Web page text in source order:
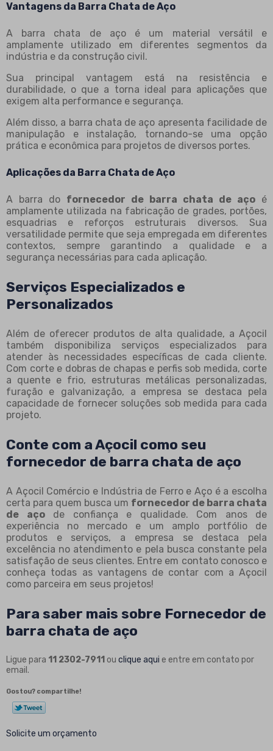
Vantagens da Barra Chata de Aço
A barra chata de aço é um material versátil e
amplamente utilizado em diferentes segmentos da
indústria e da construção civil.
Sua principal vantagem está na resistência e
durabilidade, o que a torna ideal para aplicações que
exigem alta performance e segurança.
Além disso, a barra chata de aço apresenta facilidade de
manipulação e instalação, tornando-se uma opção
prática e econômica para projetos de diversos portes.
Aplicações da Barra Chata de Aço
A barra do fornecedor de barra chata de aço é
amplamente utilizada na fabricação de grades, portões,
esquadrias e reforços estruturais diversos. Sua
versatilidade permite que seja empregada em diferentes
contextos, sempre garantindo a qualidade e a
segurança necessárias para cada aplicação.
Serviços Especializados e
Personalizados
Além de oferecer produtos de alta qualidade, a Açocil
também disponibiliza serviços especializados para
atender às necessidades específicas de cada cliente.
Com corte e dobras de chapas e perfis sob medida, corte
a quente e frio, estruturas metálicas personalizadas,
furação e galvanização, a empresa se destaca pela
capacidade de fornecer soluções sob medida para cada
projeto.
Conte com a Açocil como seu
fornecedor de barra chata de aço
A Açocil Comércio e Indústria de Ferro e Aço é a escolha
certa para quem busca um fornecedor de barra chata
de açode confiança e qualidade. Com anos de
experiência no mercado e um amplo portfólio de
produtos e serviços, a empresa se destaca pela
excelência no atendimento e pela busca constante pela
satisfação de seus clientes. Entre em contato conosco e
conheça todas as vantagens de contar com a Açocil
como parceira em seus projetos!
Para saber mais sobre Fornecedor de
barra chata de aço
Ligue para 11 2302-7911 ou clique aqui e entre em contato por
email.
Gostou? compartilhe!
Solicite um orçamento